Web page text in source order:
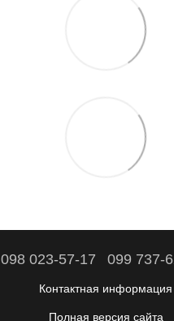
098 023-57-17 099 737-
Контактная информация
Полная версия сайта